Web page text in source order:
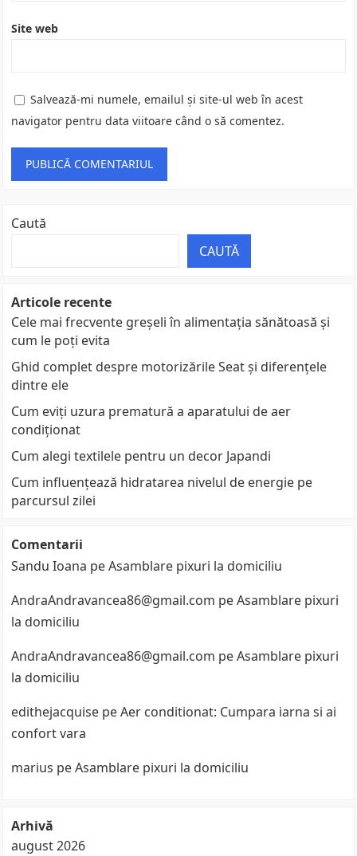
Site web
Salvează-mi numele, emailul și site-ul web în acest
navigator pentru data viitoare când o să comentez.
Caută
CAUTĂ
Articole recente
Cele mai frecvente greșeli în alimentația sănătoasă și
cum le poți evita
Ghid complet despre motorizările Seat și diferențele
dintre ele
Cum eviți uzura prematură a aparatului de aer
condiționat
Cum alegi textilele pentru un decor Japandi
Cum influențează hidratarea nivelul de energie pe
parcursul zilei
Comentarii
Sandu Ioana peAsamblare pixuri la domiciliu
AndraAndravancea86@gmail.com peAsamblare pixuri
la domiciliu
AndraAndravancea86@gmail.com peAsamblare pixuri
la domiciliu
edithejacquise peAer conditionat: Cumpara iarna si ai
confort vara
marius peAsamblare pixuri la domiciliu
Arhivă
august 2026